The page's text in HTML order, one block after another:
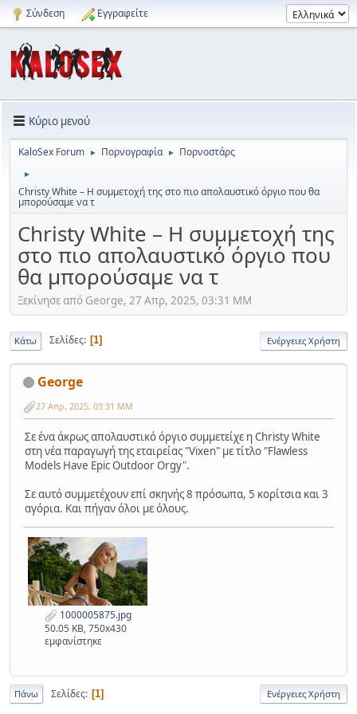
Σύνδεση Εγγραφείτε
Κύριο μενού
KaloSex Forum ► Πορνογραφία ► Πορνοστάρς
►
Christy White – Η συμμετοχή της στο πιο απολαυστικό όργιο που θα
μπορούσαμε να τ
Christy White – Η συμμετοχή της
στο πιο απολαυστικό όργιο που
θα μπορούσαμε να τ
Ξεκίνησε από George, 27 Απρ, 2025, 03:31 ΜΜ
Κάτω Σελίδες 1 Ενέργειες Χρήστη
George
27 Απρ, 2025, 03:31 ΜΜ
Σε ένα άκρως απολαυστικό όργιο συμμετείχε η Christy White
στη νέα παραγωγή της εταιρείας "Vixen" με τίτλο "Flawless
Models Have Epic Outdoor Orgy".
Σε αυτό συμμετέχουν επί σκηνής 8 πρόσωπα, 5 κορίτσια και 3
αγόρια. Και πήγαν όλοι με όλους.
1000005875.jpg
50.05 KB, 750x430
εμφανίστηκε
Πάνω Σελίδες 1 Ενέργειες Χρήστη